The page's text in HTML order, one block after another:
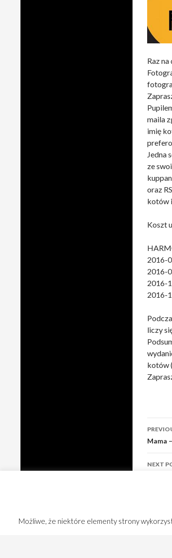
Raz
maila
imię
Jedna
ze
oraz
kotów
Koszt
2016-
2016-
2016-
2016-
liczy
kotów
Post
Mama
NEXT
Możliwe, że niektóre elementy strony